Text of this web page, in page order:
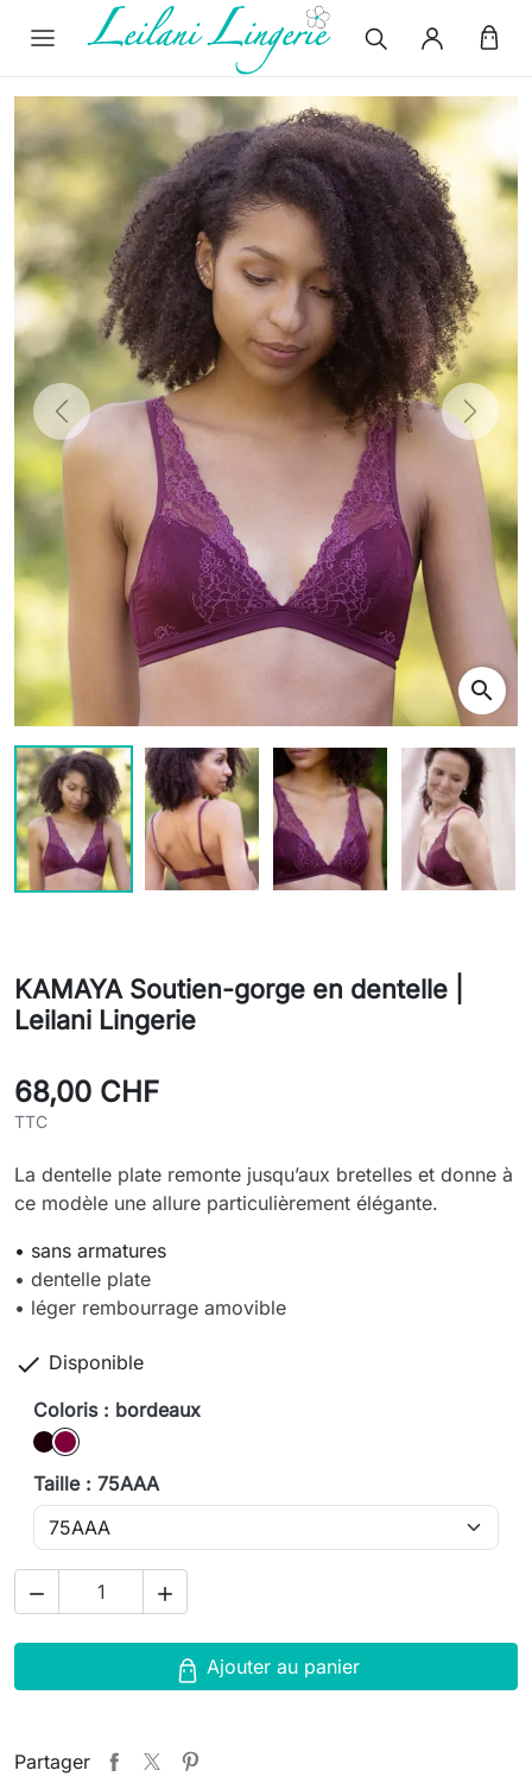
Previous Next
search
KAMAYA Soutien-gorge en dentelle |
Leilani Lingerie
68,00 CHF
TTC
La dentelle plate remonte jusqu’aux bretelles et donne à
ce modèle une allure particulièrement élégante.
• sans armatures
• dentelle plate
• léger rembourrage amovible
 Disponible
Coloris : bordeaux
Noirbordeaux
Taille : 75AAA
 
Ajouter au panier
Partager